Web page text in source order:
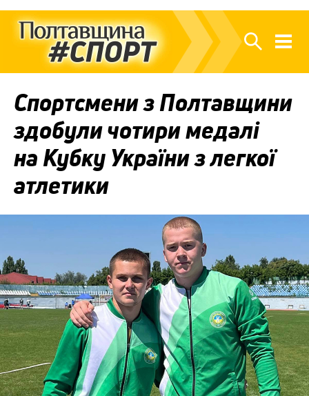
Спортсмени з Полтавщини
здобули чотири медалі
на Кубку України з легкої
атлетики